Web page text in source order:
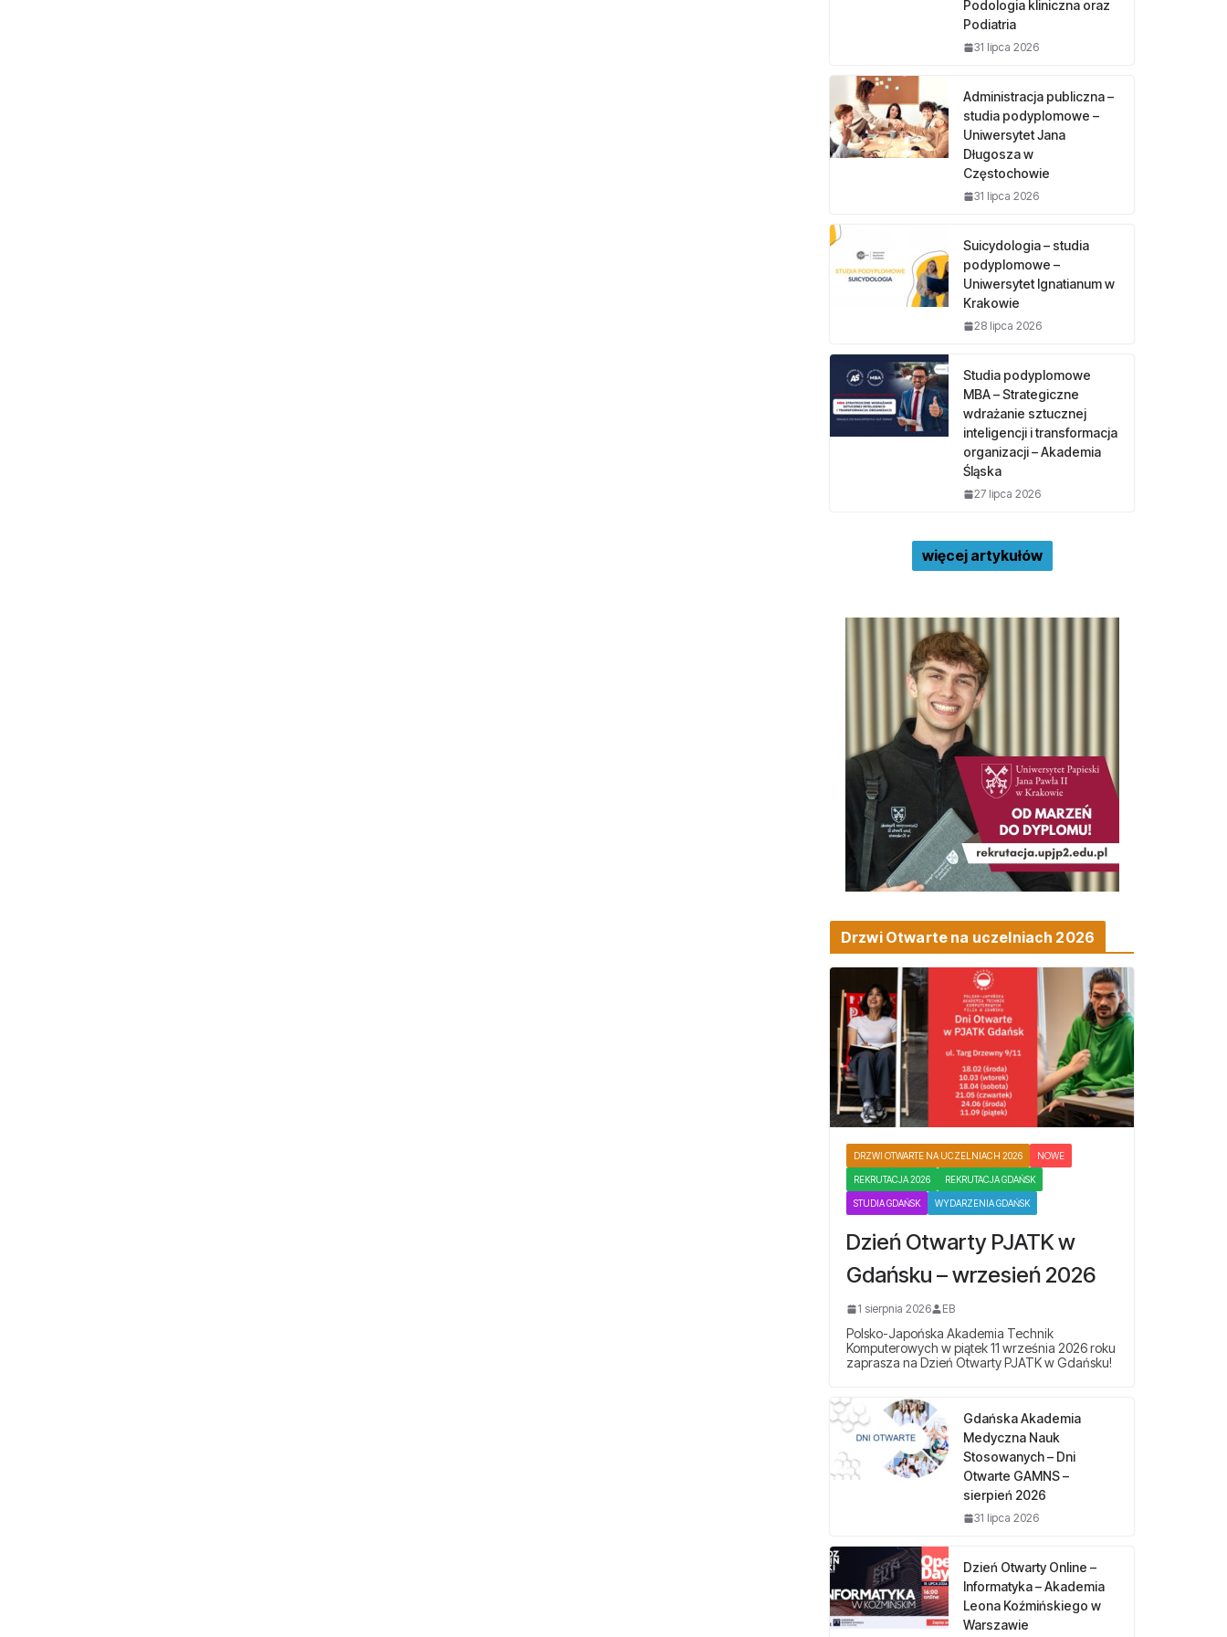
Podologia kliniczna oraz
Podiatria
31 lipca 2026
Administracja publiczna –
studia podyplomowe –
Uniwersytet Jana
Długosza w
Częstochowie
31 lipca 2026
Suicydologia – studia
podyplomowe –
Uniwersytet Ignatianum w
Krakowie
28 lipca 2026
Studia podyplomowe
MBA – Strategiczne
wdrażanie sztucznej
inteligencji i transformacja
organizacji – Akademia
Śląska
27 lipca 2026
więcej artykułów
Drzwi Otwarte na uczelniach 2026
DRZWI OTWARTE NA UCZELNIACH 2026 NOWE
REKRUTACJA 2026 REKRUTACJA GDAŃSK
STUDIA GDAŃSK WYDARZENIA GDAŃSK
Dzień Otwarty PJATK w
Gdańsku – wrzesień 2026
1 sierpnia 2026 EB
Polsko-Japońska Akademia Technik
Komputerowych w piątek 11 września 2026 roku
zaprasza na Dzień Otwarty PJATK w Gdańsku!
Gdańska Akademia
Medyczna Nauk
Stosowanych – Dni
Otwarte GAMNS –
sierpień 2026
31 lipca 2026
Dzień Otwarty Online –
Informatyka – Akademia
Leona Koźmińskiego w
Warszawie